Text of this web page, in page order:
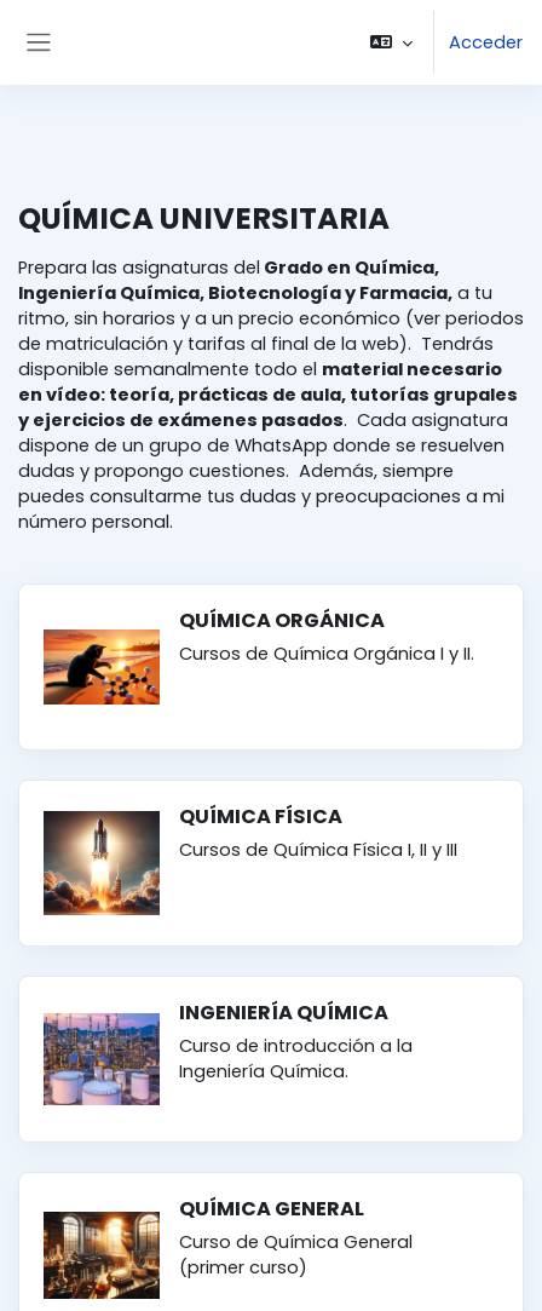
Acceder
QUÍMICA UNIVERSITARIA
Prepara las asignaturas del Grado en Química,
Ingeniería Química, Biotecnología y Farmacia, a tu
ritmo, sin horarios y a un precio económico (ver periodos
de matriculación y tarifas al final de la web). Tendrás
disponible semanalmente todo el material necesario
en vídeo: teoría, prácticas de aula, tutorías grupales
y ejercicios de exámenes pasados. Cada asignatura
dispone de un grupo de WhatsApp donde se resuelven
dudas y propongo cuestiones. Además, siempre
puedes consultarme tus dudas y preocupaciones a mi
número personal.
QUÍMICA ORGÁNICA
Cursos de Química Orgánica I y II.
QUÍMICA FÍSICA
Cursos de Química Física I, II y III
INGENIERÍA QUÍMICA
Curso de introducción a la
Ingeniería Química.
QUÍMICA GENERAL
Curso de Química General
(primer curso)